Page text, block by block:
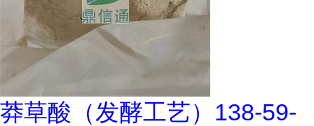
莽草酸（发酵工艺）138-59-